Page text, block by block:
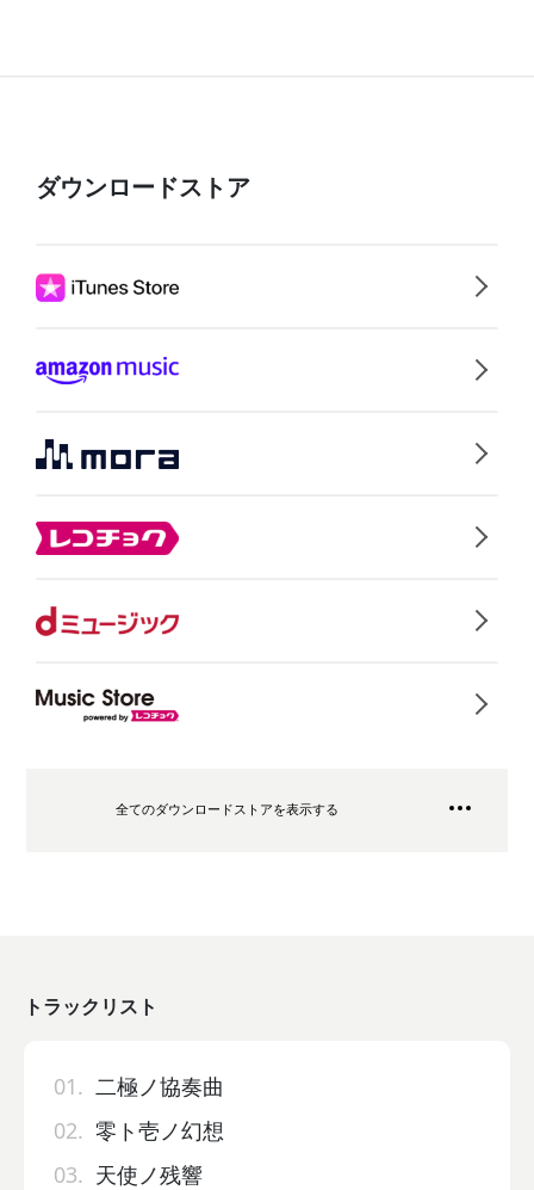
ダウンロードストア
全てのダウンロードストアを表示する
トラックリスト
01. 二極ノ協奏曲
02. 零ト壱ノ幻想
03. 天使ノ残響